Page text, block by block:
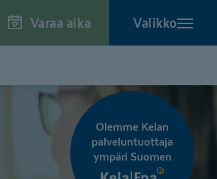
Varaa aika Valikko
Olemme Kelan
palveluntuottaja
ympäri Suomen